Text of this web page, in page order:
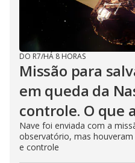
DO R7/HÁ 8 HORAS
Missão para
em queda da
controle. O que
Nave foi enviada com a
observatório, mas
e controle